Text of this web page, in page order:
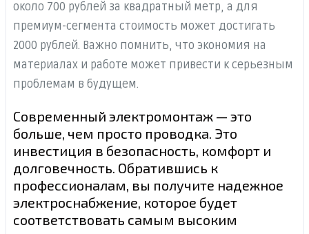
около 700 рублей за квадратный метр, а для
премиум-сегмента стоимость может достигать
2000 рублей. Важно помнить, что экономия на
материалах и работе может привести к серьезным
проблемам в будущем.
Современный электромонтаж — это
больше, чем просто проводка. Это
инвестиция в безопасность, комфорт и
долговечность. Обратившись к
профессионалам, вы получите надежное
электроснабжение, которое будет
соответствовать самым высоким